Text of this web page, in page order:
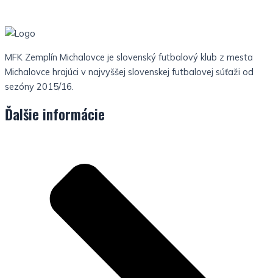
MFK Zemplín Michalovce je slovenský futbalový klub z mesta
Michalovce hrajúci v najvyššej slovenskej futbalovej súťaži od
sezóny 2015/16.
Ďalšie informácie